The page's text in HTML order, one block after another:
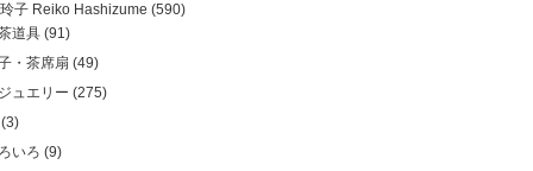
子 Reiko Hashizume (590)
道具 (91)
・茶席扇 (49)
ュエリー (275)
いろ (9)